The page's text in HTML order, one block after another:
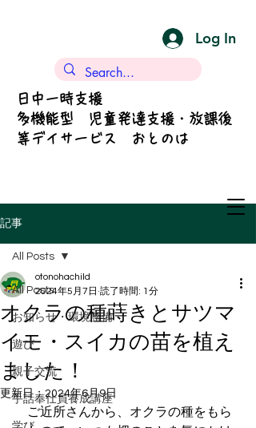
Log In
日中一時支援
多機能型 児童発達支援・放課後
等デイサービス おとのは
記事
All Posts
お知らせ・環境整備
遊び
親子交流
手話奉仕員養成講座
All Posts
オクラの種蒔きとサツマ
イモ・スイカの苗を植え
ました！
otonohachild
2024年5月7日 読了時間: 1分
更新日：2024年6月9日
ご近所さんから、オクラの種をもら